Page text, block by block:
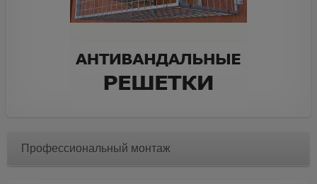
Профессиональный монтаж